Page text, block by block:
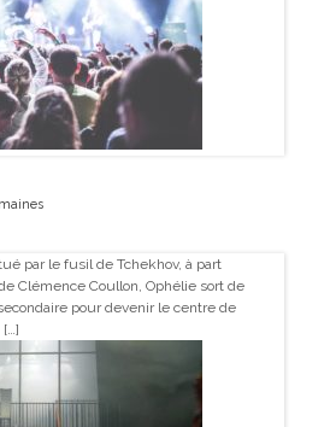
par le fusil de Tchekhov, à part
Clémence Coullon, Ophélie sort de
pour devenir le centre de
[…]